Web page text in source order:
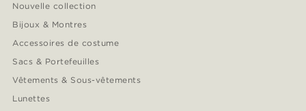
Nouvelle collection
Bijoux & Montres
Accessoires de costume
Sacs & Portefeuilles
Vêtements & Sous-vêtements
Lunettes